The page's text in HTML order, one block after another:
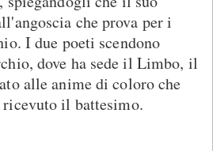
che prova per i
I due poeti scendono
dove ha sede il Limbo, il
alle anime di coloro che
ricevuto il battesimo.